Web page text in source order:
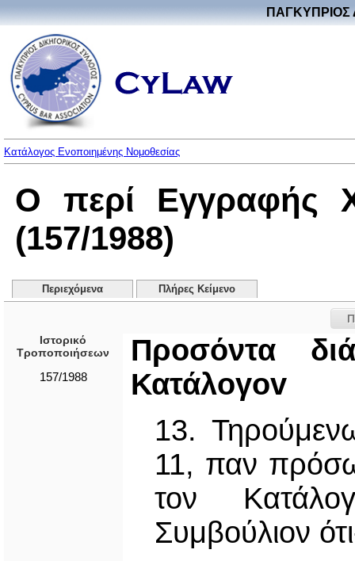
ΠΑΓΚΥΠΡΙΟΣ
Κατάλογος Ενοποιημένης Νομοθεσίας
Ο περί Εγγραφής
(157/1988)
Περιεχόμενα Πλήρες Κείμενο
Ιστορικό
Τροποποιήσεων
157/1988
Προσόντα
Κατάλoγov
13.
11, παν
τον
Συμβούλιον